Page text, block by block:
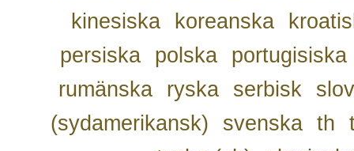
kinesiska
koreanska
persiska
polska
portugisiska
rumänska
ryska serbisk
(sydamerikansk)
svenska th